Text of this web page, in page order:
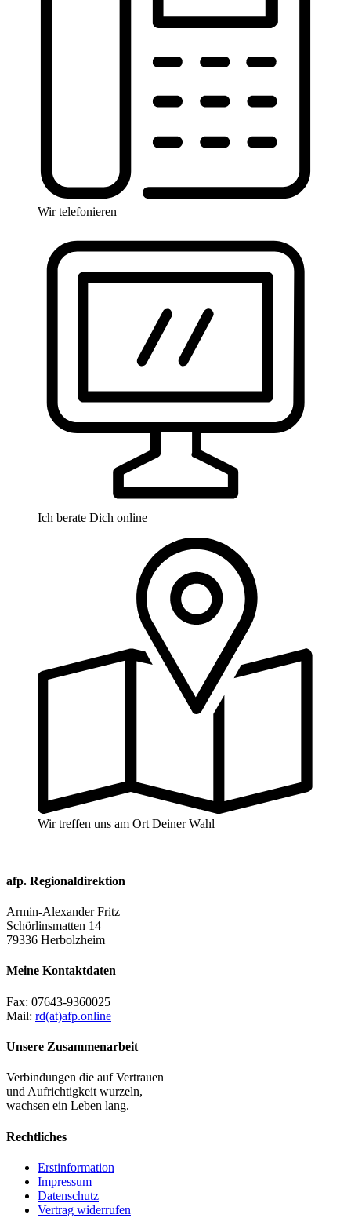
Wir telefonieren
Ich berate Dich online
Wir treffen uns am Ort Deiner Wahl
afp. Regionaldirektion
Armin-Alexander Fritz
Schörlinsmatten 14
79336 Herbolzheim
Meine Kontaktdaten
Fax: 07643-9360025
Mail: rd(at)afp.online
Unsere Zusammenarbeit
Verbindungen die auf Vertrauen
und Aufrichtigkeit wurzeln,
wachsen ein Leben lang.
Rechtliches
Erstinformation
Impressum
Datenschutz
Vertrag widerrufen